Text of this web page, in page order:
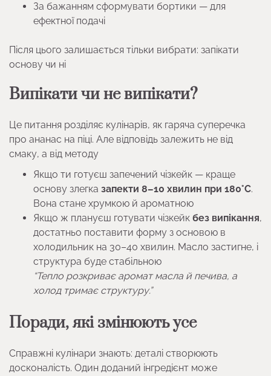
За бажанням сформувати бортики — для
ефектної подачі
Після цього залишається тільки вибрати: запікати
основу чи ні
Випікати чи не випікати?
Це питання розділяє кулінарів, як гаряча суперечка
про ананас на піці. Але відповідь залежить не від
смаку, а від методу
Якщо ти готуєш запечений чізкейк — краще
основу злегка запекти 8–10 хвилин при 180°C.
Вона стане хрумкою й ароматною
Якщо ж плануєш готувати чізкейк без випікання,
достатньо поставити форму з основою в
холодильник на 30–40 хвилин. Масло застигне, і
структура буде стабільною
“Тепло розкриває аромат масла й печива, а
холод тримає структуру.”
Поради, які змінюють усе
Справжні кулінари знають: деталі створюють
досконалість. Один доданий інгредієнт може